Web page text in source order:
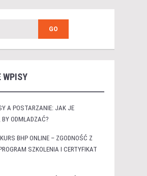
WPISY
A POSTARZANIE: JAK JE
ODMŁADZAĆ?
BHP ONLINE – ZGODNOŚĆ Z
SZKOLENIA I CERTYFIKAT